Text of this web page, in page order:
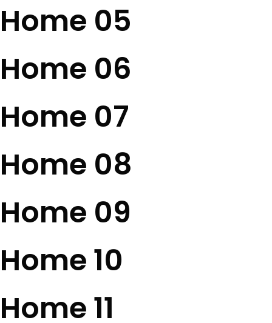
Home 05
Home 06
Home 07
Home 08
Home 09
Home 10
Home 11